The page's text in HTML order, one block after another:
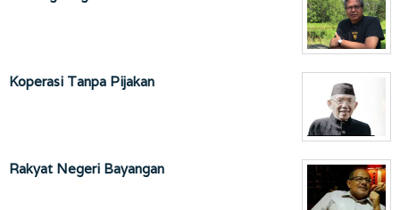
Koperasi Tanpa Pijakan
Rakyat Negeri Bayangan